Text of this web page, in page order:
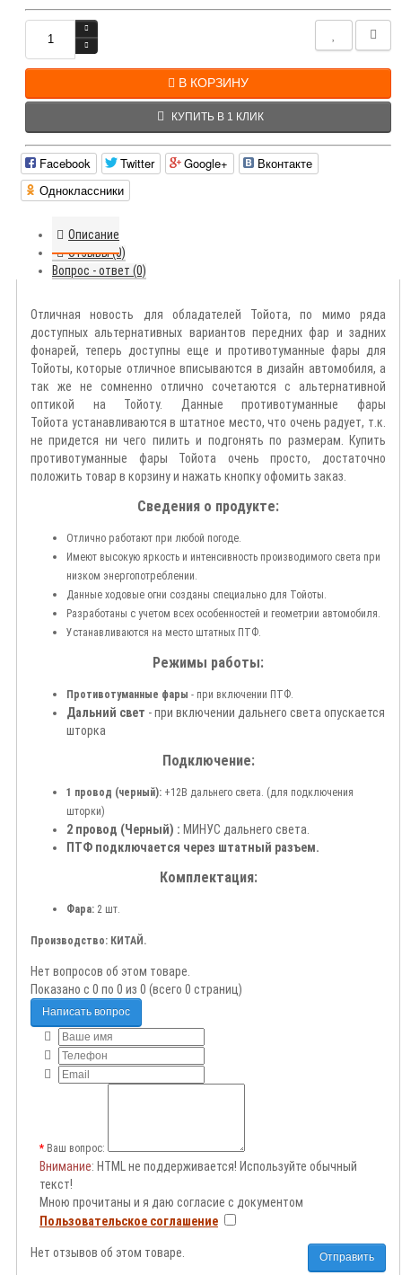
В КОРЗИНУ
КУПИТЬ В 1 КЛИК
Facebook Twitter Google+
Вконтакте
Одноклассники
Описание
Отзывы (0)
Вопрос - ответ (0)
Отличная новость для обладателей Тойота, по мимо ряда
доступных альтернативных вариантов передних фар и задних
фонарей, теперь доступны еще и противотуманные фары для
Тойоты, которые отличное вписываются в дизайн автомобиля, а
так же не сомненно отлично сочетаются с альтернативной
оптикой на Тойоту. Данные противотуманные фары
Тойота устанавливаются в штатное место, что очень радует, т.к.
не придется ни чего пилить и подгонять по размерам. Купить
противотуманные фары Тойота очень просто, достаточно
положить товар в корзину и нажать кнопку офомить заказ.
Сведения о продукте:
Отлично работают при любой погоде.
Имеют высокую яркость и интенсивность производимого света при
низком энергопотреблении.
Данные ходовые огни созданы специально для Тойоты.
Разработаны с учетом всех особенностей и геометрии автомобиля.
Устанавливаются на место штатных ПТФ.
Режимы работы:
Противотуманные фары - при включении ПТФ.
Дальний свет - при включении дальнего света опускается
шторка
Подключение:
1 провод (черный): +12В дальнего света. (для подключения
шторки)
2 провод (Черный) : МИНУС дальнего света.
ПТФ подключается через штатный разъем.
Комплектация:
Фара: 2 шт.
Производство: КИТАЙ.
Нет вопросов об этом товаре.
Показано с 0 по 0 из 0 (всего 0 страниц)
Написать вопрос
Ваш вопрос:
Внимание: HTML не поддерживается! Используйте обычный
текст!
Мною прочитаны и я даю согласие с документом
Пользовательское соглашение
Отправить
Нет отзывов об этом товаре.